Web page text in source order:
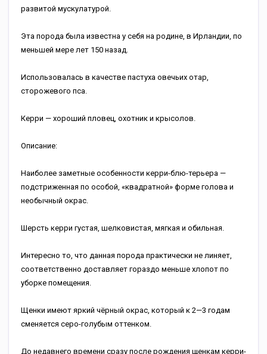
развитой мускулатурой.
Эта порода была известна у себя на родине, в Ирландии, по
меньшей мере лет 150 назад.
Использовалась в качестве пастуха овечьих отар,
сторожевого пса.
Керри — хороший пловец, охотник и крысолов.
Описание:
Наиболее заметные особенности керри-блю-терьера —
подстриженная по особой, «квадратной» форме голова и
необычный окрас.
Шерсть керри густая, шелковистая, мягкая и обильная.
Интересно то, что данная порода практически не линяет,
соответственно доставляет гораздо меньше хлопот по
уборке помещения.
Щенки имеют яркий чёрный окрас, который к 2—3 годам
сменяется серо-голубым оттенком.
До недавнего времени сразу после рождения щенкам керри-